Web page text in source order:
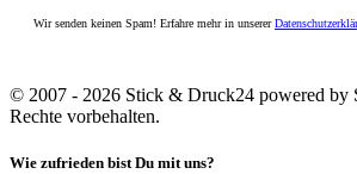
Wir senden keinen Spam! Erfahre mehr in unserer
© 2007 - 2026 Stick & Druck24 powered by
Rechte vorbehalten.
Wie zufrieden bist Du mit uns?